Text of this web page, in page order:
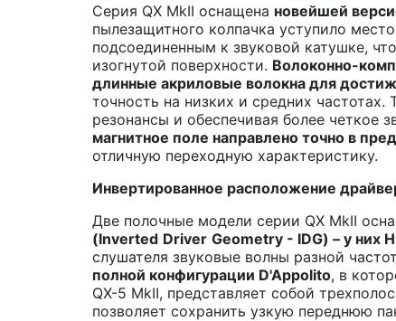
Серия QX MkII оснащена новейшей
пылезащитного колпачка уступило
подсоединенным к звуковой катушке,
изогнутой поверхности. Волоконно-
длинные акриловые волокна для
точность на низких и средних частотах.
резонансы и обеспечивая более четкое
магнитное поле направлено точно в
отличную переходную характеристику.
Инвертированное расположение
Две полочные модели серии QX MkII
(Inverted Driver Geometry - IDG) – у них
слушателя звуковые волны разной
полной конфигурации D'Appolito, в
QX-5 MkII, представляет собой
позволяет сохранить узкую переднюю